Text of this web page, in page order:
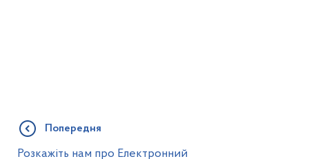
Попередня
Розкажіть нам про Електронний